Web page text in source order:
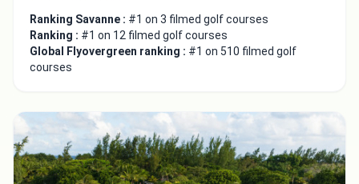
Ranking Savanne : #1 on 3 filmed golf courses
Ranking : #1 on 12 filmed golf courses
Global Flyovergreen ranking : #1 on 510 filmed golf
courses